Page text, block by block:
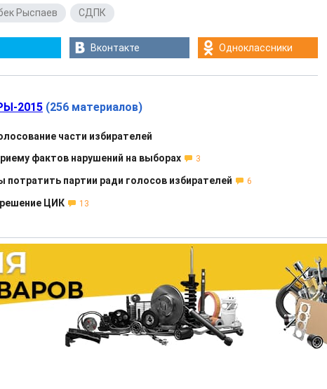
Рыспаев СДПК
Вконтакте Одноклассники
2015 (256 материалов)
части избирателей
фактов нарушений на выборах
3
партии ради голосов избирателей 6
ЦИК 13